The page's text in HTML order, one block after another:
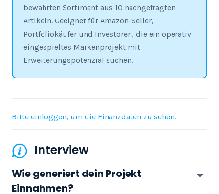
bewährten Sortiment aus 10 nachgefragten
Artikeln. Geeignet für Amazon-Seller,
Portfoliokäufer und Investoren, die ein operativ
eingespieltes Markenprojekt mit
Erweiterungspotenzial suchen.
Bitte einloggen, um die Finanzdaten zu sehen.
Interview
Wie generiert dein Projekt
Einnahmen?